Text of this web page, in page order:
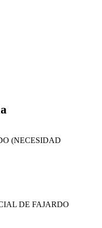
(NECESIDAD
DE FAJARDO